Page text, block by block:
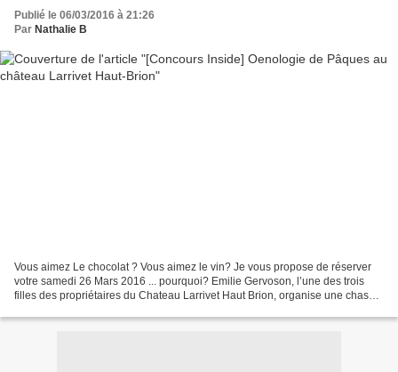
Publié le 06/03/2016 à 21:26
Par Nathalie B
Vous aimez Le chocolat ? Vous aimez le vin? Je vous propose de réserver
votre samedi 26 Mars 2016 ... pourquoi? Emilie Gervoson, l’une des trois
filles des propriétaires du Chateau Larrivet Haut Brion, organise une chasse